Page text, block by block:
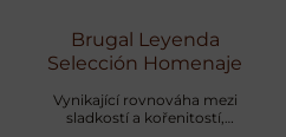
Brugal Leyenda
Selección Homenaje
Vynikající rovnováha mezi
sladkostí a kořenitostí,